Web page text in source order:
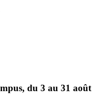
du 3 au 31 août